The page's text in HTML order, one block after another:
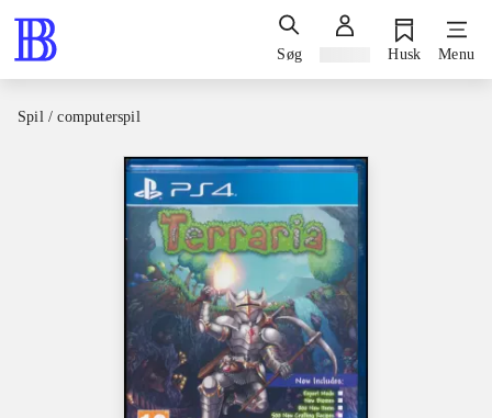
Søg Husk Menu
Spil / computerspil